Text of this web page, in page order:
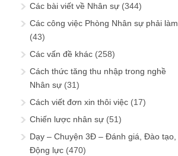
Các bài viết về Nhân sự (344)
Các công việc Phòng Nhân sự phải làm
(43)
Các vấn đề khác (258)
Cách thức tăng thu nhập trong nghề
Nhân sự (31)
Cách viết đơn xin thôi việc (17)
Chiến lược nhân sự (51)
Dạy – Chuyện 3Đ – Đánh giá, Đào tạo,
Động lực (470)